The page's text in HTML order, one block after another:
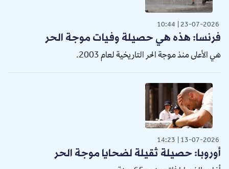
23-07-2026
10:44
فرنسا: هذه هي حصيلة وفيات موجة الحر
هي الأعلى منذ موجة الحر التاريخية لعام 2003.
13-07-2026
14:23
أوروبا: حصيلة ثقيلة لضحايا موجة الحر